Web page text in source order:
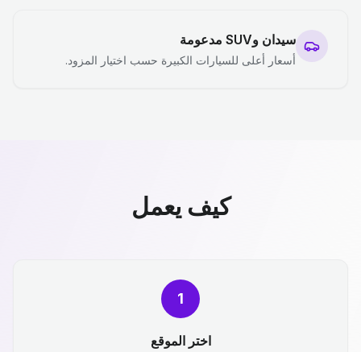
سيدان وSUV مدعومة
أسعار أعلى للسيارات الكبيرة حسب اختيار المزود.
كيف يعمل
1
اختر الموقع